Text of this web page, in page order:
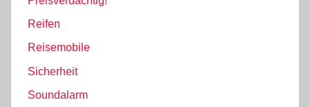
Reifen
Reisemobile
Sicherheit
Soundalarm